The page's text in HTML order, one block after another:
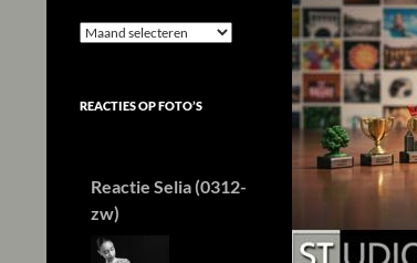
Archieven
REACTIES OP FOTO’S
Reactie Selia (0312-
zw)